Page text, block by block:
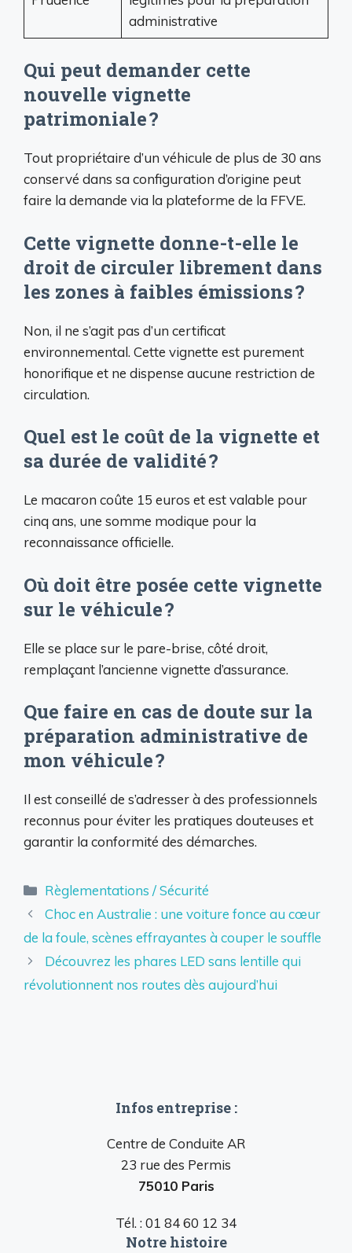
administrative
Qui peut demander cette
nouvelle vignette
patrimoniale ?
Tout propriétaire d’un véhicule de plus de 30 ans
conservé dans sa configuration d’origine peut
faire la demande via la plateforme de la FFVE.
Cette vignette donne-t-elle le
droit de circuler librement dans
les zones à faibles émissions ?
Non, il ne s’agit pas d’un certificat
environnemental. Cette vignette est purement
honorifique et ne dispense aucune restriction de
circulation.
Quel est le coût de la vignette et
sa durée de validité ?
Le macaron coûte 15 euros et est valable pour
cinq ans, une somme modique pour la
reconnaissance officielle.
Où doit être posée cette vignette
sur le véhicule ?
Elle se place sur le pare-brise, côté droit,
remplaçant l’ancienne vignette d’assurance.
Que faire en cas de doute sur la
préparation administrative de
mon véhicule ?
Il est conseillé de s’adresser à des professionnels
reconnus pour éviter les pratiques douteuses et
garantir la conformité des démarches.
Catégories
Règlementations / Sécurité
Choc en Australie : une voiture fonce au cœur
de la foule, scènes effrayantes à couper le souffle
Découvrez les phares LED sans lentille qui
révolutionnent nos routes dès aujourd’hui
Infos entreprise :
Centre de Conduite AR
23 rue des Permis
75010 Paris
Tél. : 01 84 60 12 34
Notre histoire